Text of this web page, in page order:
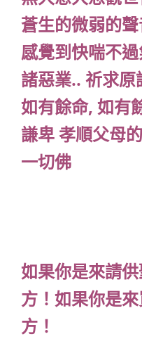
蒼生的微弱的
感覺到快喘不
諸惡業.. 祈求
如有餘命, 如有
謙卑 孝順父母
一切佛
如果你是來請
方！如果你是
方！